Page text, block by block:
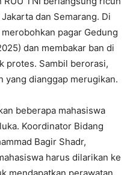
dan Semarang. Di
pagar Gedung
dan membakar ban di
protes. Sambil berorasi,
yang dianggap merugikan.
beberapa mahasiswa
Koordinator Bidang
Bagir Shadr,
harus dilarikan ke